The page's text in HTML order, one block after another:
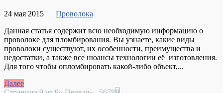
24 мая 2015
Проволока
Данная статья содержит всю необходимую информацию о
проволоке для пломбирования. Вы узнаете, какие виды
проволоки существуют, их особенности, преимущества и
недостатки, а также все нюансы технологии её изготовления.
Для того чтобы опломбировать какой-либо объект,...
Далее